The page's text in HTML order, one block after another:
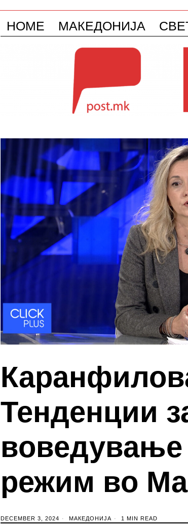
HOME МАКЕДОНИЈА
Тенденции
воведување
режим во
DECEMBER 3, 2024 МАКЕДОНИЈА 1 MIN READ